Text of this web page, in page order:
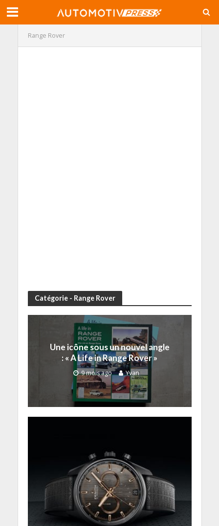
Range Rover
Catégorie - Range Rover
Une icône sous un nouvel angle
: « A Life in Range Rover »
9 mois ago Yvan